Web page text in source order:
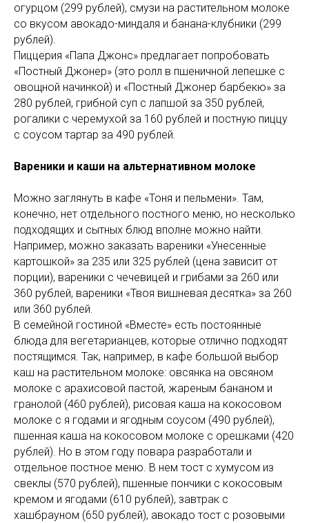
огурцом (299 рублей), смузи на растительном молоке
со вкусом авокадо-миндаля и банана-клубники (299
рублей).
Пиццерия «Папа Джонс» предлагает попробовать
«Постный Джонер» (это ролл в пшеничной лепешке с
овощной начинкой) и «Постный Джонер барбекю» за
280 рублей, грибной суп с лапшой за 350 рублей,
рогалики с черемухой за 160 рублей и постную пиццу
с соусом тартар за 490 рублей.
Вареники и каши на альтернативном молоке
Можно заглянуть в кафе «Тоня и пельмени». Там,
конечно, нет отдельного постного меню, но несколько
подходящих и сытных блюд вполне можно найти.
Например, можно заказать вареники «Унесенные
картошкой» за 235 или 325 рублей (цена зависит от
порции), вареники с чечевицей и грибами за 260 или
360 рублей, вареники «Твоя вишневая десятка» за 260
или 360 рублей.
В семейной гостиной «Вместе» есть постоянные
блюда для вегетарианцев, которые отлично подходят
постящимся. Так, например, в кафе большой выбор
каш на растительном молоке: овсянка на овсяном
молоке с арахисовой пастой, жареным бананом и
гранолой (460 рублей), рисовая каша на кокосовом
молоке с я годами и ягодным соусом (490 рублей),
пшенная каша на кокосовом молоке с орешками (420
рублей). Но в этом году повара разработали и
отдельное постное меню. В нем тост с хумусом из
свеклы (570 рублей), пшенные пончики с кокосовым
кремом и ягодами (610 рублей), завтрак с
хашбрауном (650 рублей), авокадо тост с розовыми